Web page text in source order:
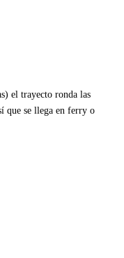
el trayecto ronda las
que se llega en ferry o